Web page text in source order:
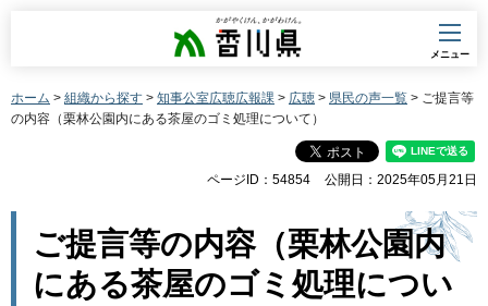
香川県
メニュー
ホーム > 組織から探す > 知事公室広聴広報課 > 広聴 > 県民の声一覧 > ご提言等
の内容（栗林公園内にある茶屋のゴミ処理について）
ページID：54854 公開日：2025年05月21日
ご提言等の内容（栗林公園内
にある茶屋のゴミ処理につい